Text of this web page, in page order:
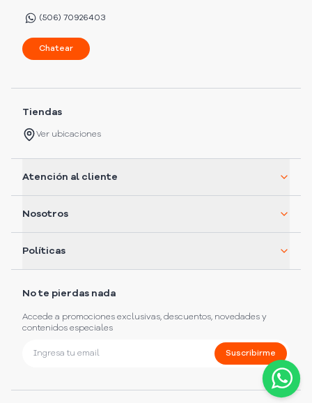
(506) 70926403
Chatear
Tiendas
Ver ubicaciones
Atención al cliente
Nosotros
Políticas
No te pierdas nada
Accede a promociones exclusivas, descuentos, novedades y
contenidos especiales
Suscribirme